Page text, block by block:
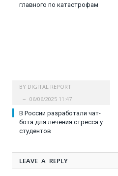
главного по катастрофам
BY DIGITAL REPORT
06/06/2025 11:47
В России разработали чат-
бота для лечения стресса у
студентов
LEAVE A REPLY